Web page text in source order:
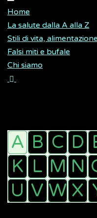
Home
La salute dalla A alla Z
Stili di vita,
Falsi miti e bufale
Chi siamo